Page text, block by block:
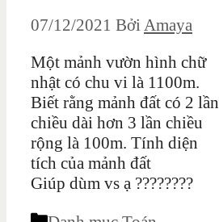
07/12/2021 BởiAmaya
Một mảnh vườn hình chữ
nhật có chu vi là 1100m.
Biết rằng mảnh đất có 2 lần
chiều dài hơn 3 lần chiều
rộng là 100m. Tính diện
tích của mảnh đất
Giúp dùm vs ạ ????????